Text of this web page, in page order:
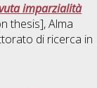
imparzialità
thesis], Alma
di ricerca in